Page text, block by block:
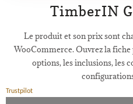
TimberIN
Le produit et son prix sont
WooCommerce. Ouvrez la
options, les inclusions, les
Trustpilot